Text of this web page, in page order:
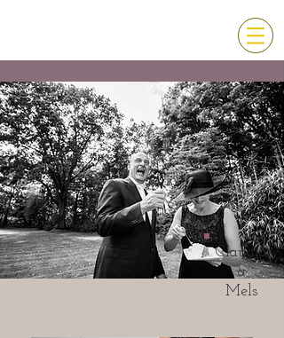
Claudia
&
Mels